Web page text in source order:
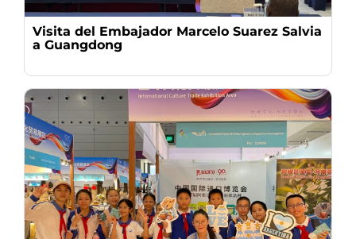
Visita del Embajador Marcelo Suarez Salvia
a Guangdong